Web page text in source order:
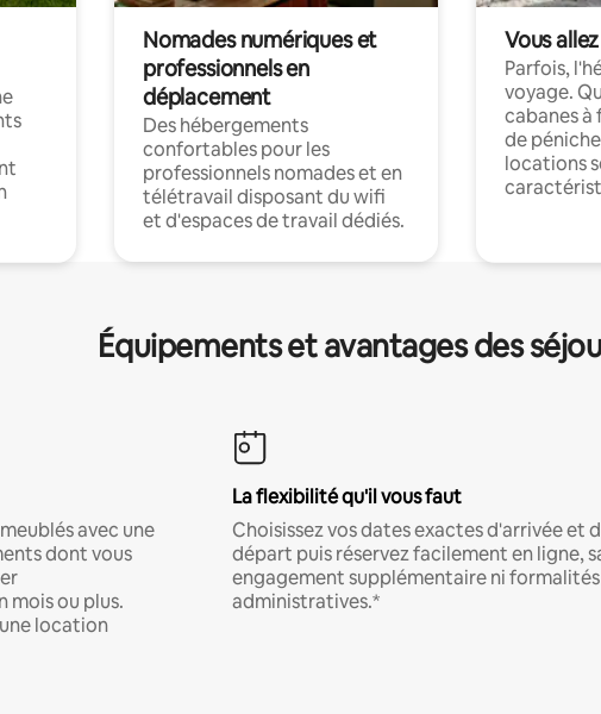
Nomades numériques et
professionnels en
déplacement
Des hébergements
confortables pour les
professionnels nomades et en
télétravail disposant du wifi
et d'espaces de travail dédiés.
Vous
Parfois,
voyage.
cabanes à
de
locations
Équipements et avantages des
avec une
dont vous
ou plus.
location
La flexibilité qu'il vous faut
Choisissez vos dates exactes d'arrivée et
départ puis réservez facilement en ligne,
engagement supplémentaire ni formalités
administratives.*